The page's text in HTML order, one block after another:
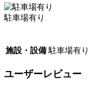
駐車場有り
施設・設備 駐車場有り
ユーザーレビュー